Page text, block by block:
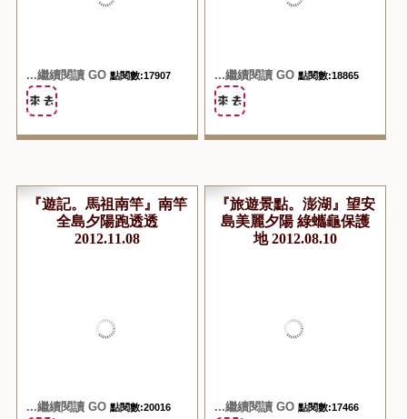
...繼續閱讀 GO 點閱數:17907 ...繼續閱讀 GO 點閱數:18865
『遊記。馬祖南竿』南竿
全島夕陽跑透透
2012.11.08
...繼續閱讀 GO 點閱數:20016
『旅遊景點。澎湖』望安
島美麗夕陽 綠蠵龜保護
地 2012.08.10
...繼續閱讀 GO 點閱數:17466